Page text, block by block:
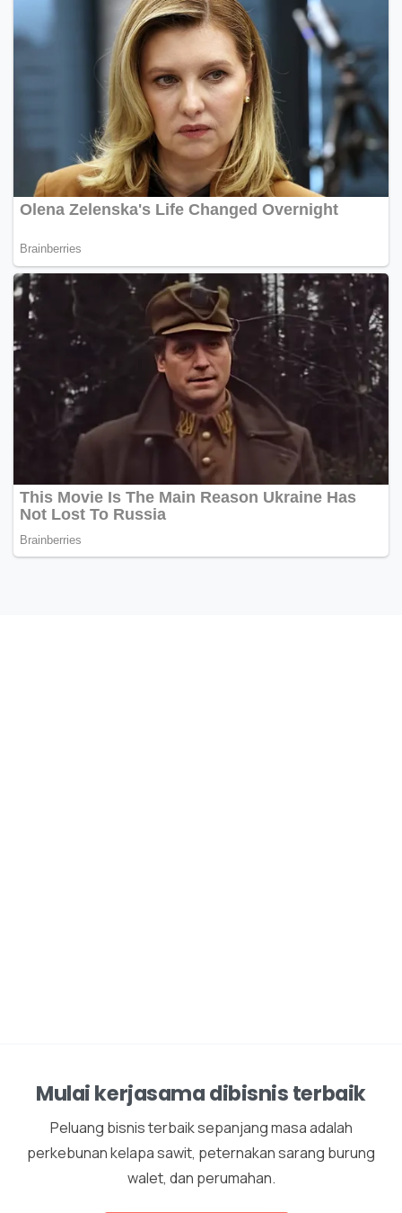
Mulai kerjasama dibisnis terbaik
Peluang bisnis terbaik sepanjang masa adalah
perkebunan kelapa sawit, peternakan sarang burung
walet, dan perumahan.